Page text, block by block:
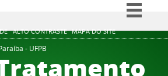
ALTO CONTRASTE MAPA DO SITE
Simplifique!
Participe
- UFPB
Tratamento